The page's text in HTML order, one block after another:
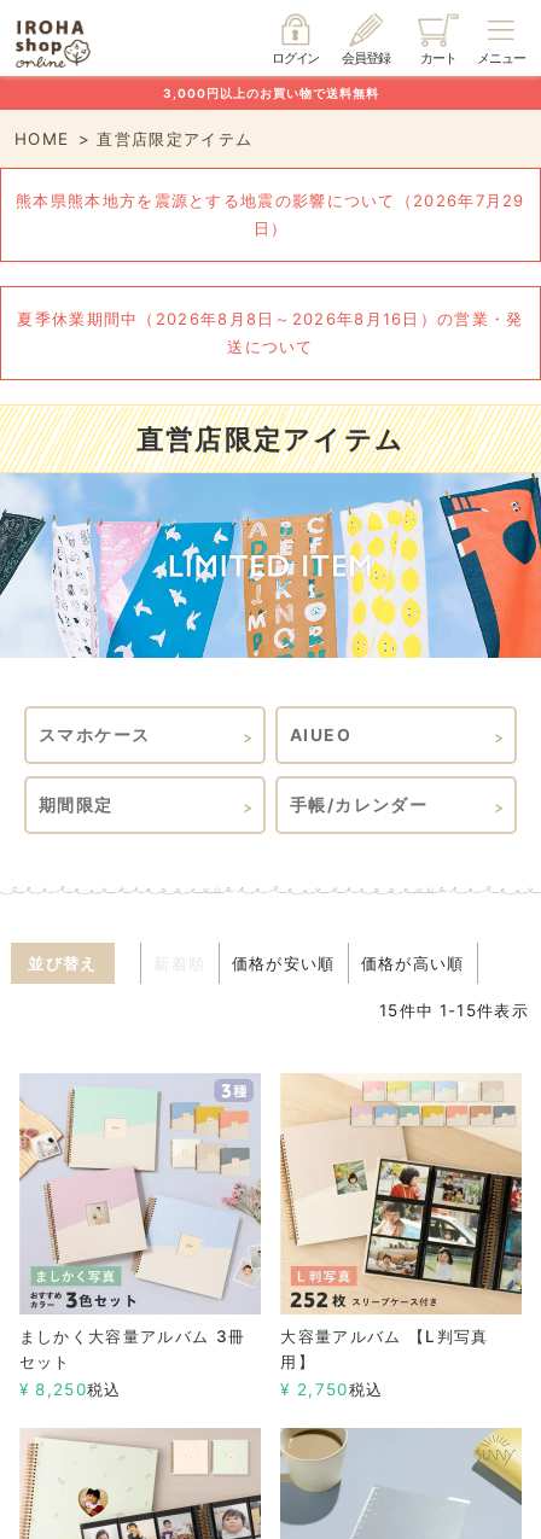
メニュー
カート
会員登録
ログイン
3,000円以上のお買い物で送料無料
HOME 直営店限定アイテム
熊本県熊本地方を震源とする地震の影響について（2026年7月29
日）
夏季休業期間中（2026年8月8日～2026年8月16日）の営業・発
送について
直営店限定アイテム
スマホケース AIUEO
期間限定 手帳/カレンダー
並び替え 価格が安い順 価格が高い順
15件中 1-15件表示
ましかく大容量アルバム 3冊
セット
¥ 8,250税込
大容量アルバム 【L判写真
用】
¥ 2,750税込